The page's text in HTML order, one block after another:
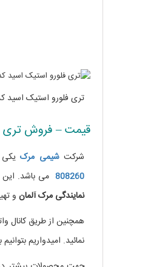
تری فلورو استیک اسید کد
قیمت – فروش تری
شرکتشیمی مرکیکی
808260 می باشد. این
نمایندگی مرک آلمان و
همچنین از طریق کانال
نمائید. امیدواریم